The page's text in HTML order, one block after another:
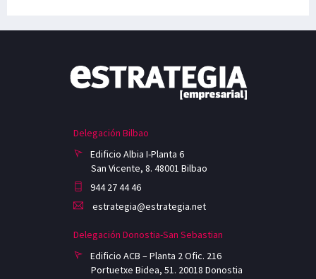
Delegación Bilbao
Edificio Albia I-Planta 6
San Vicente, 8. 48001 Bilbao
944 27 44 46
estrategia@estrategia.net
Delegación Donostia-San Sebastian
Edificio ACB – Planta 2 Ofic. 216
Portuetxe Bidea, 51. 20018 Donostia